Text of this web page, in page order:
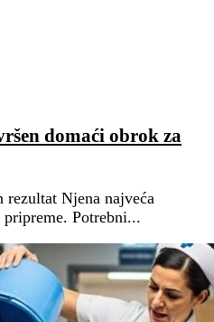
domaći obrok za
rezultat Njena najveća
Potrebni...